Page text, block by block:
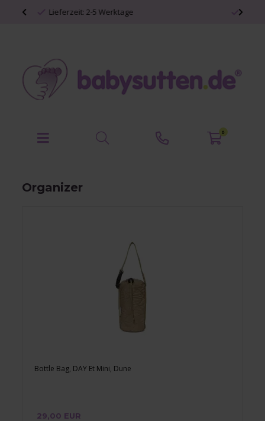
Persönliche Babyartikel
0
Organizer
Bottle Bag, DAY Et Mini, Dune
29,00 EUR